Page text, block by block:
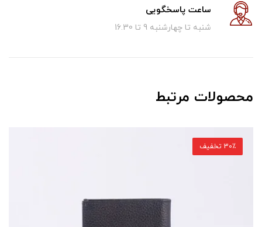
ساعت پاسخگویی
شنبه تا چهارشنبه 9 تا 16.30
محصولات مرتبط
30٪ تخفیف